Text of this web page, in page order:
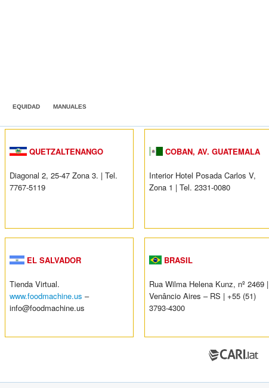
EQUIDAD MANUALES
QUETZALTENANGO
Diagonal 2, 25-47 Zona 3. | Tel.
7767-5119
COBAN, AV. GUATEMALA
Interior Hotel Posada Carlos V,
Zona 1 | Tel. 2331-0080
EL SALVADOR
Tienda Virtual.
www.foodmachine.us –
info@foodmachine.us
BRASIL
Rua Wilma Helena Kunz, nº 2469 |
Venâncio Aires – RS | +55 (51)
3793-4300